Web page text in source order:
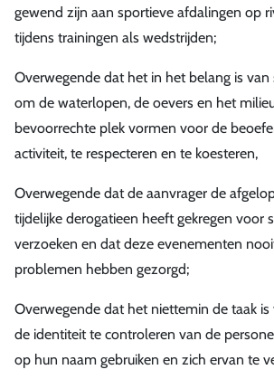
gewend zijn aan sportieve afdalingen op
tijdens trainingen als wedstrijden;
Overwegende dat het in het belang is van
om de waterlopen, de oevers en het
bevoorrechte plek vormen voor de
activiteit, te respecteren en te koesteren,
Overwegende dat de aanvrager de
tijdelijke derogatieen heeft gekregen voor
verzoeken en dat deze evenementen
problemen hebben gezorgd;
Overwegende dat het niettemin de taak is
de identiteit te controleren van de
op hun naam gebruiken en zich ervan te